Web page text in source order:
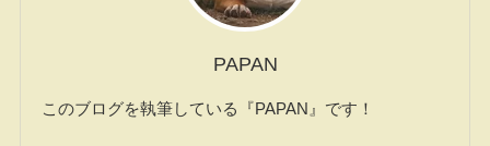
PAPAN
このブログを執筆している『PAPAN』です！